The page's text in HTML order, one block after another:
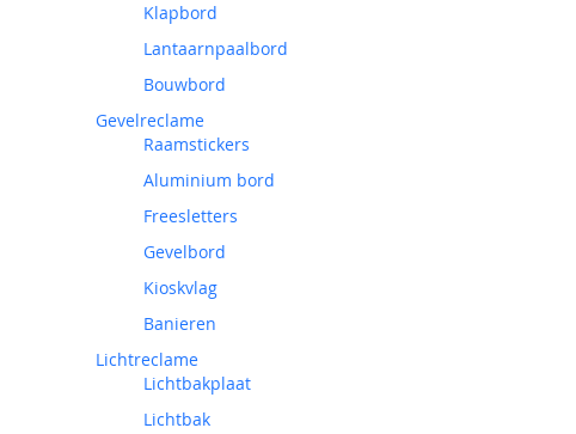
Klapbord
Lantaarnpaalbord
Bouwbord
Gevelreclame
Raamstickers
Aluminium bord
Freesletters
Gevelbord
Kioskvlag
Banieren
Lichtreclame
Lichtbakplaat
Lichtbak